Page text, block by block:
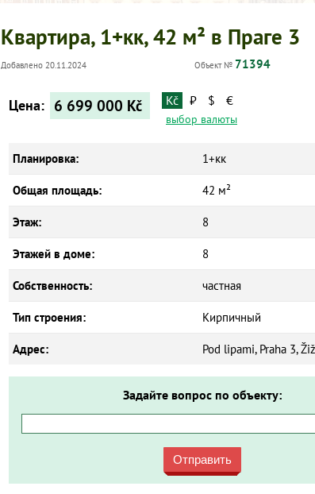
Квартира, 1+кк, 42 м² в Праге 3
Добавлено 20.11.2024 Объект № 71394
Цена: 6 699 000 Kč Kč ₽ $ €
выбор валюты
Планировка: 1+кк
Общая площадь: 42 м²
Этаж: 8
Этажей в доме: 8
Собственность: частная
Тип строения: Кирпичный
Адрес: Pod lipami, Praha 3,
Задайте вопрос по объекту:
Отправить